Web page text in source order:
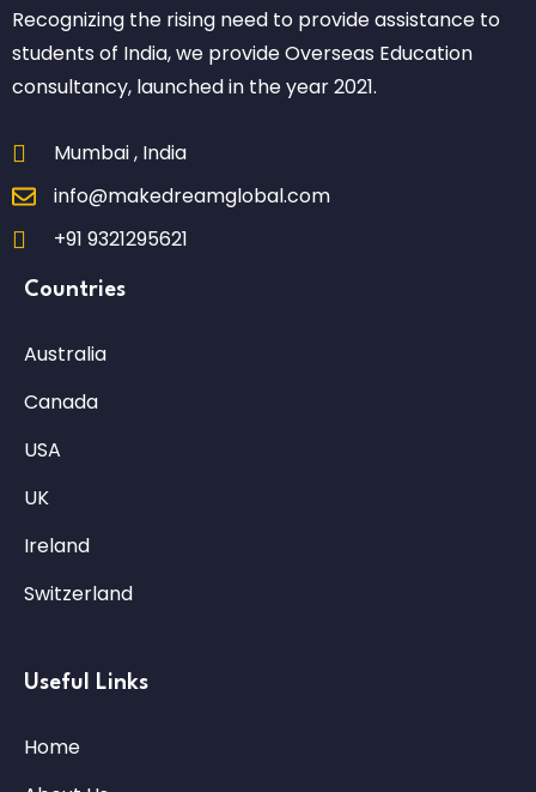
Recognizing the rising need to provide assistance to
students of India, we provide Overseas Education
consultancy, launched in the year 2021.
Mumbai , India
info@makedreamglobal.com
+91 9321295621
Countries
Australia
Canada
USA
UK
Ireland
Switzerland
Useful Links
Home